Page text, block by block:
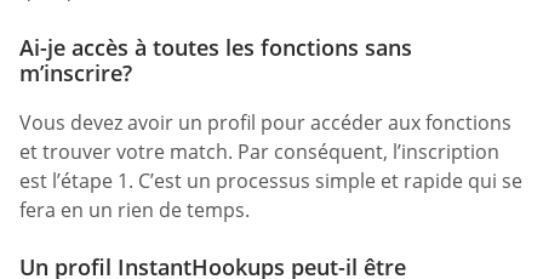
Ai-je accès à toutes les fonctions sans
m’inscrire?
Vous devez avoir un profil pour accéder aux fonctions
et trouver votre match. Par conséquent, l’inscription
est l’étape 1. C’est un processus simple et rapide qui se
fera en un rien de temps.
Un profil InstantHookups peut-il être